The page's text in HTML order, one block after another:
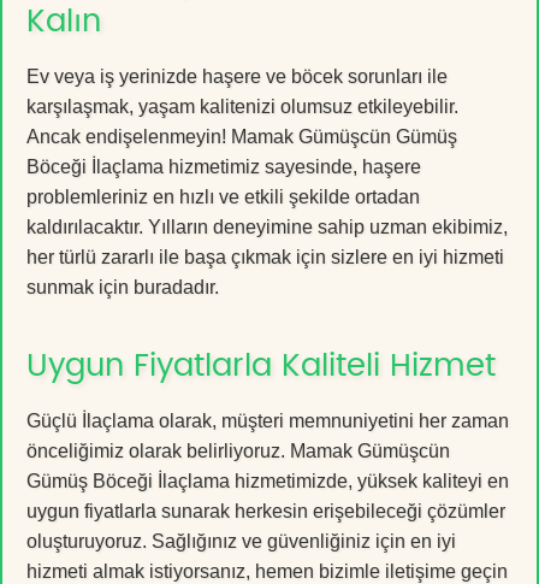
Kalın
Ev veya iş yerinizde haşere ve böcek sorunları ile
karşılaşmak, yaşam kalitenizi olumsuz etkileyebilir.
Ancak endişelenmeyin! Mamak Gümüşcün Gümüş
Böceği İlaçlama hizmetimiz sayesinde, haşere
problemleriniz en hızlı ve etkili şekilde ortadan
kaldırılacaktır. Yılların deneyimine sahip uzman ekibimiz,
her türlü zararlı ile başa çıkmak için sizlere en iyi hizmeti
sunmak için buradadır.
Uygun Fiyatlarla Kaliteli Hizmet
Güçlü İlaçlama olarak, müşteri memnuniyetini her zaman
önceliğimiz olarak belirliyoruz. Mamak Gümüşcün
Gümüş Böceği İlaçlama hizmetimizde, yüksek kaliteyi en
uygun fiyatlarla sunarak herkesin erişebileceği çözümler
oluşturuyoruz. Sağlığınız ve güvenliğiniz için en iyi
hizmeti almak istiyorsanız, hemen bizimle iletişime geçin